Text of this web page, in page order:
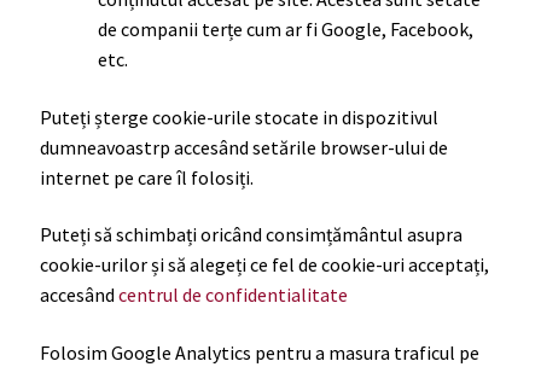
de companii terțe cum ar fi Google, Facebook,
etc.
Puteți șterge cookie-urile stocate in dispozitivul
dumneavoastrp accesând setările browser-ului de
internet pe care îl folosiți.
Puteți să schimbați oricând consimțământul asupra
cookie-urilor și să alegeți ce fel de cookie-uri acceptați,
accesând centrul de confidentialitate
Folosim Google Analytics pentru a masura traficul pe